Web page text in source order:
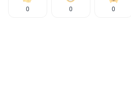
0 0 0